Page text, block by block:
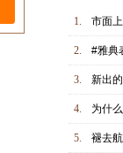
1. 市面
2. #雅典
3. 新出的
4. 为什
5. 褪去航